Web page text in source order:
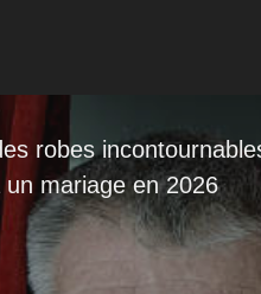
robes
un mariage en 2026